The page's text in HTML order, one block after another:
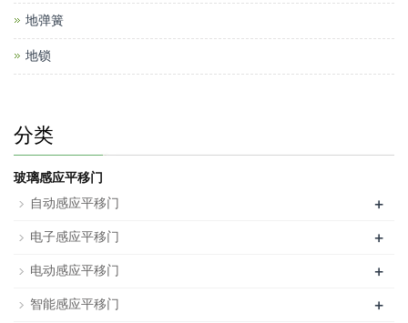
地弹簧
地锁
分类
玻璃感应平移门
自动感应平移门
+
电子感应平移门 +
电动感应平移门 +
智能感应平移门 +